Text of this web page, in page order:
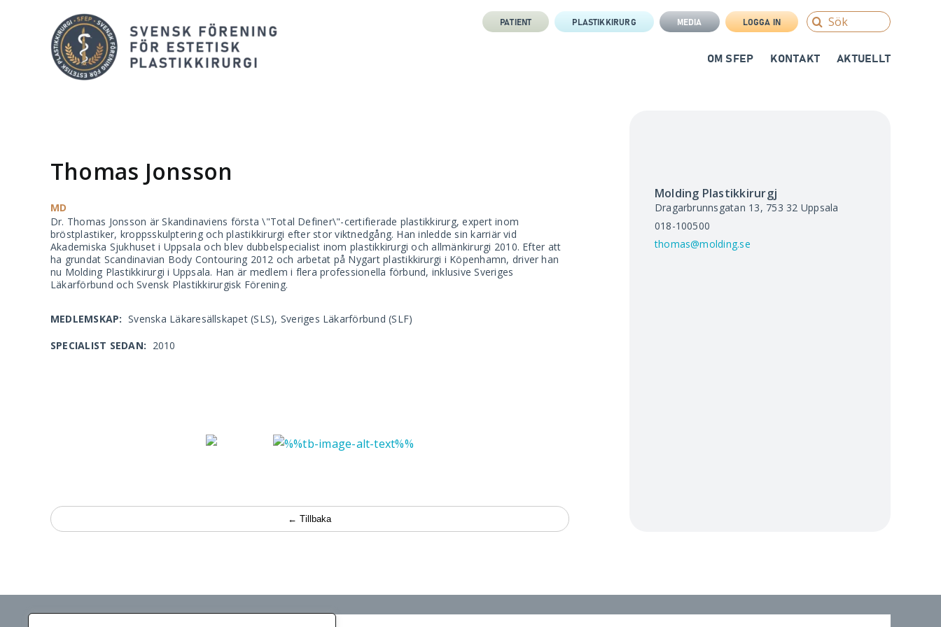
PATIENT PLASTIKKIRURG MEDIA LOGGA IN
Search
OM SFEP KONTAKT AKTUELLT
Thomas Jonsson
MD
Dr. Thomas Jonsson är Skandinaviens första \"Total Definer\"-certifierade plastikkirurg, expert inom
bröstplastiker, kroppsskulptering och plastikkirurgi efter stor viktnedgång. Han inledde sin karriär vid
Akademiska Sjukhuset i Uppsala och blev dubbelspecialist inom plastikkirurgi och allmänkirurgi 2010. Efter att
ha grundat Scandinavian Body Contouring 2012 och arbetat på Nygart plastikkirurgi i Köpenhamn, driver han
nu Molding Plastikkirurgi i Uppsala. Han är medlem i flera professionella förbund, inklusive Sveriges
Läkarförbund och Svensk Plastikkirurgisk Förening.
MEDLEMSKAP: Svenska Läkaresällskapet (SLS), Sveriges Läkarförbund (SLF)
SPECIALIST SEDAN: 2010
← Tillbaka
Molding Plastikkirurgj
Dragarbrunnsgatan 13, 753 32 Uppsala
018-100500
thomas@molding.se